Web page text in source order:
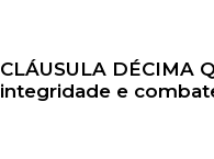
CLÁUSULA DÉCIMA
integridade e